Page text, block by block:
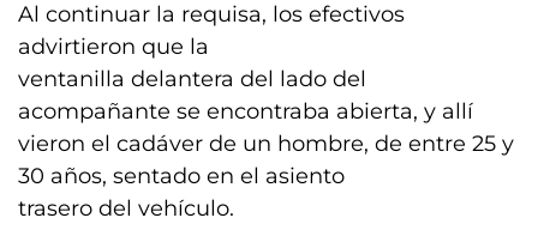
Al continuar la requisa, los efectivos
advirtieron que la
ventanilla delantera del lado del
acompañante se encontraba abierta, y allí
vieron el cadáver de un hombre, de entre 25 y
30 años, sentado en el asiento
trasero del vehículo.